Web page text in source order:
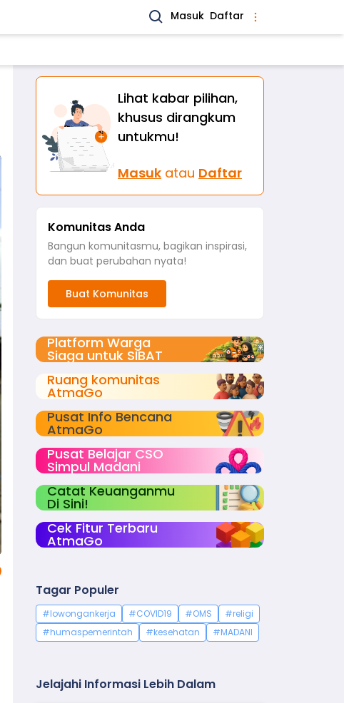
Masuk Daftar
Lihat kabar pilihan,
khusus dirangkum
untukmu!
Masuk atau Daftar
Komunitas Anda
Bangun komunitasmu, bagikan inspirasi,
dan buat perubahan nyata!
Buat Komunitas
Platform Warga
Siaga untuk SIBAT
Ruang komunitas
AtmaGo
Pusat Info Bencana
AtmaGo
Pusat Belajar CSO
Simpul Madani
Catat Keuanganmu
Di Sini!
Cek Fitur Terbaru
AtmaGo
Tagar Populer
#lowongankerja #COVID19 #OMS
#religi
#humaspemerintah
#kesehatan #MADANI
Jelajahi Informasi Lebih Dalam